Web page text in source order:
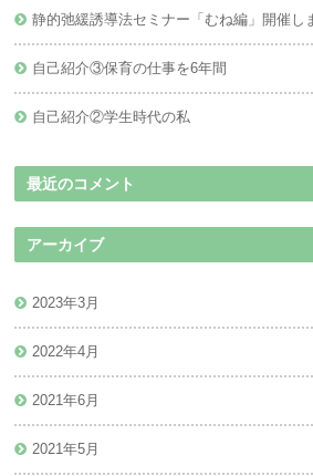
静的弛緩誘導法セミナー「むね編」開催し
自己紹介③保育の仕事を6年間
自己紹介②学生時代の私
最近のコメント
アーカイブ
2023年3月
2022年4月
2021年6月
2021年5月